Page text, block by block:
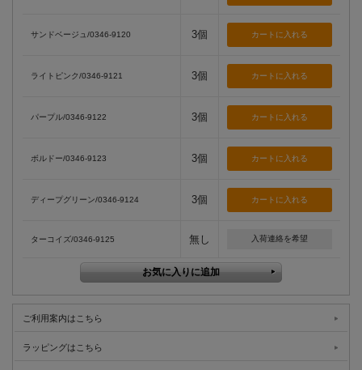
サンドベージュ/0346-9120 3個
ライトピンク/0346-9121 3個
パープル/0346-9122 3個
ボルドー/0346-9123 3個
ディープグリーン/0346-9124 3個
ターコイズ/0346-9125 無し 入荷連絡を希望
ご利用案内はこちら
ラッピングはこちら